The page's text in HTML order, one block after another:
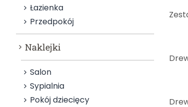
Łazienka
Przedpokój
Naklejki
Salon
Sypialnia
Pokój dziecięcy